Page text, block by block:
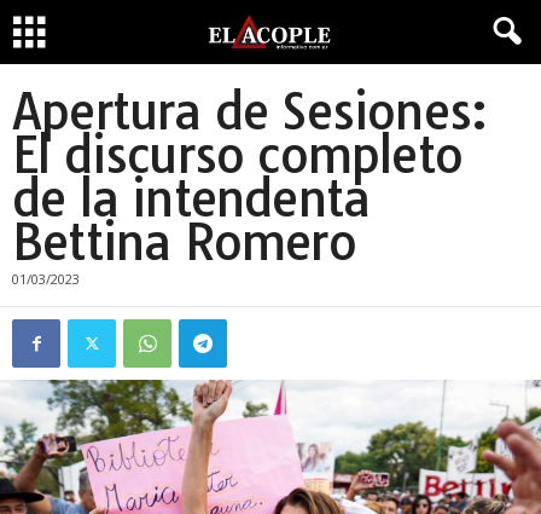
Apertura de Sesiones:
El discurso completo
de la intendenta
Bettina Romero
01/03/2023